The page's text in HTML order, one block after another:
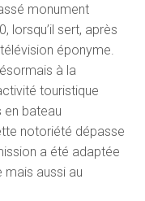
monument
lorsqu’il sert, après
éponyme.
à la
touristique
en bateau
notoriété dépasse
a été adaptée
mais aussi au